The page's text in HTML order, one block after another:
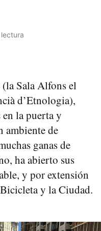
Sala Alfons el
d’Etnologia),
en la puerta y
ambiente de
ganas de
ha abierto sus
y por extensión
y la Ciudad.